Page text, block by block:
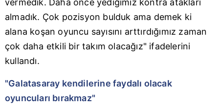
vermedik. Daha önce yediğimiz kontra atakları
almadık. Çok pozisyon bulduk ama demek ki
alana koşan oyuncu sayısını arttırdığımız zaman
çok daha etkili bir takım olacağız" ifadelerini
kullandı.
"Galatasaray kendilerine faydalı olacak
oyuncuları bırakmaz"